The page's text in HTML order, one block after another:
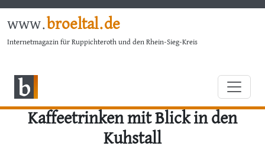
www.broeltal.de
Internetmagazin für Ruppichteroth und den Rhein-Sieg-Kreis
Kaffeetrinken mit Blick in den
Kuhstall